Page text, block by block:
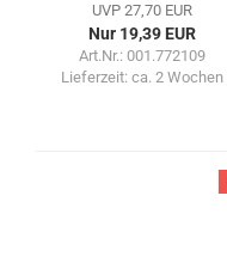
UVP 27,70 EUR
Nur 19,39 EUR
Art.Nr.: 001.772109
Lieferzeit: ca. 2 Wochen